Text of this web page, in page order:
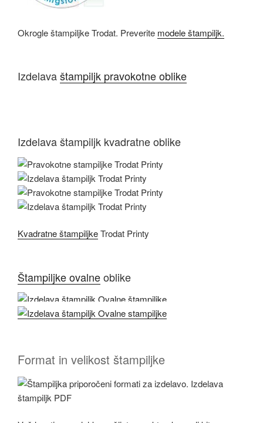
Okrogle štampiljke Trodat. Preverite modele štampiljk.
Izdelavaštampiljk pravokotne oblike
Izdelava štampiljk kvadratne oblike
Kvadratne štampiljkeTrodat Printy
Štampiljke ovalneoblike
Format in velikost štampiljke